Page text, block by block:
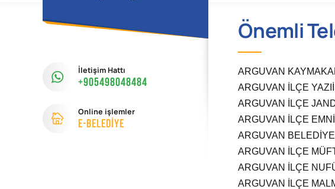
İletişim Hattı
+905498048484
Online işlemler
e-Beledİye
Önemli
ARGUVAN
ARGUVAN İLÇE
ARGUVAN İLÇE
ARGUVAN İLÇE
ARGUVAN
ARGUVAN İLÇE
ARGUVAN İLÇE
ARGUVAN İLÇE